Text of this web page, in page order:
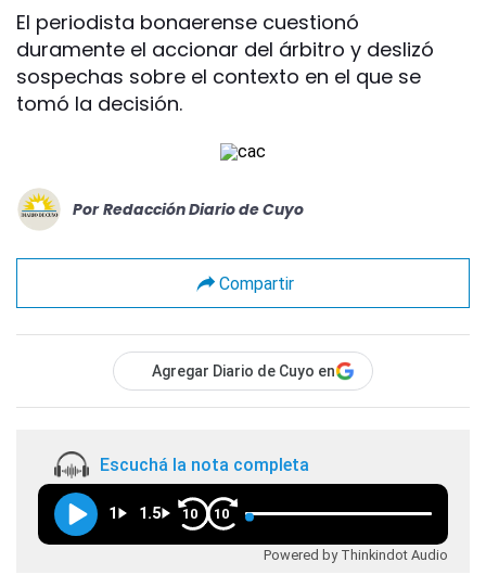
El periodista bonaerense cuestionó
duramente el accionar del árbitro y deslizó
sospechas sobre el contexto en el que se
tomó la decisión.
Por Redacción Diario de Cuyo
Compartir
Agregar Diario de Cuyo en
Escuchá la nota completa
1 1.5 10 10
Powered by Thinkindot Audio